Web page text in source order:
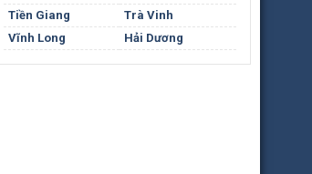
Tiền Giang
Trà Vinh
Vĩnh Long
Hải Dương